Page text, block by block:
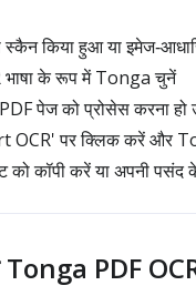
स्कैन किया हुआ या
भाषा के रूप में Tonga चुनें
पेज को प्रोसेस करना
OCR' पर क्लिक करें और
को कॉपी करें या अपनी पसंद
Tonga PDF